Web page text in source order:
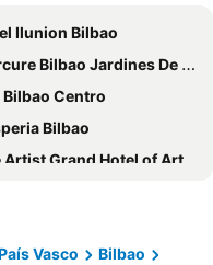
Ilunion Bilbao
Bilbao Jardines De Albia
Bilbao Centro
Bilbao
Artist Grand Hotel of Art
Villa de Bilbao
Bilbao Nervión
Vasco
Bilbao